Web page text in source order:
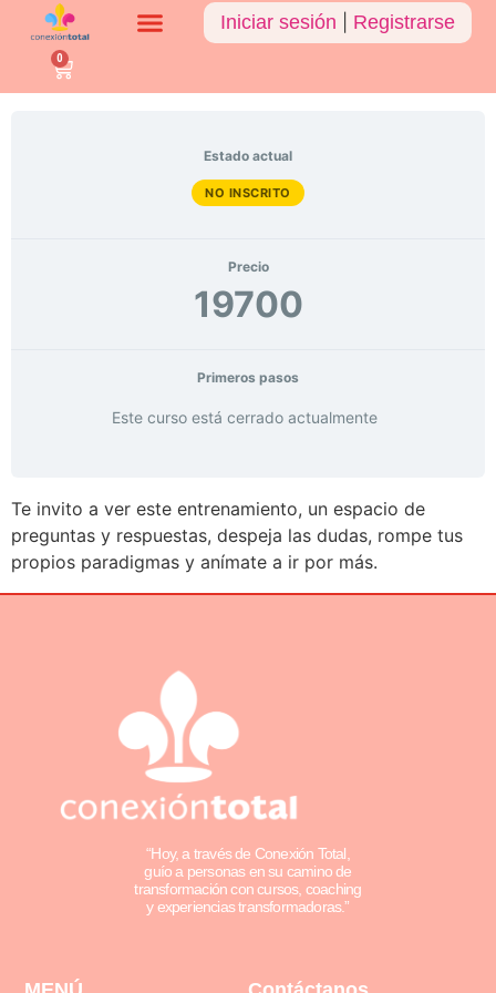
Iniciar sesión Registrarse
0
Estado actual
NO INSCRITO
Precio
19700
Primeros pasos
Este curso está cerrado actualmente
Te invito a ver este entrenamiento, un espacio de
preguntas y respuestas, despeja las dudas, rompe tus
propios paradigmas y anímate a ir por más.
“Hoy, a través de Conexión Total,
guío a personas en su camino de
transformación con cursos, coaching
y experiencias transformadoras.”